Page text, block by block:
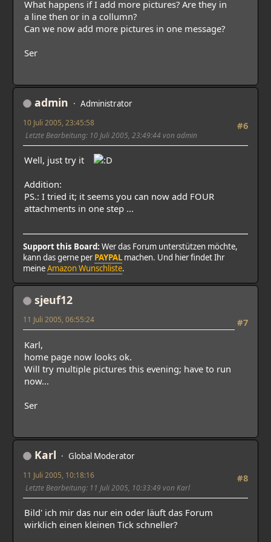
What happens if I add more pictures? Are they in
a line then or in a collumn?
Can we now add more pictures in one message?
Ser
admin Administrator
#6
10 Juli 2005, 23:45:58
Letzte Bearbeitung: 10 Juli 2005, 23:49:44 von admin
Well, just try it
Addition:
PS.: I tried it; it seems you can now add FOUR
attachments in one step ...
Support this Board: Wer das Forum unterstützen möchte,
kann das gerne perPAYPAL machen. Und hier findet Ihr
meineAmazon Wunschliste.
sjeuf12
#7
11 Juli 2005, 06:55:24
Karl,
home page now looks ok.
Will try multiple pictures this evening; have to run
now...
Ser
Karl Global Moderator
#8
11 Juli 2005, 10:18:16
Letzte Bearbeitung: 11 Juli 2005, 10:33:49 von Karl
Bild' ich mir das nur ein oder läuft das Forum
wirklich einen kleinen Tick schneller?